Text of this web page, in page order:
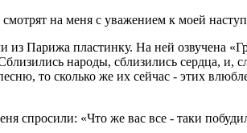
на меня с уважением к моей
из Парижа пластинку. На ней озвучена
народы, сблизились сердца, и,
то сколько же их сейчас - этих
спросили: «Что же вас все - таки